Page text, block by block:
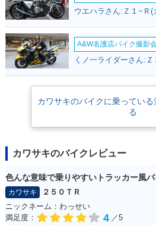
ウエハラさん:Ｚ１−Ｒ(
A&W名護店バイク撮影
くノ一ライダーさん:
カワサキのバイクに乗ってい
る
カワサキのバイクレビュー
色んな意味で乗りやすいトラッカー風バ
カワサキ
２５０ＴＲ
ニックネーム：わっせい
満足度：
4 ／5